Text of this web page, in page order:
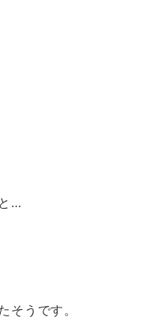
…
そうです。